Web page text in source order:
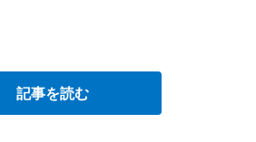
記事を読む